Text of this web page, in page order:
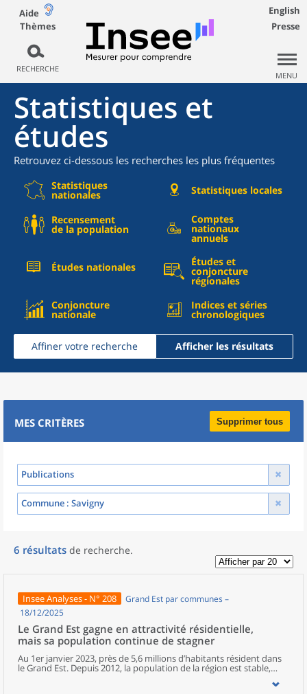
Aide
Thèmes
RECHERCHE
English
Presse
MENU
Statistiques et
études
Retrouvez ci-dessous les recherches les plus fréquentes
Statistiques
nationales Statistiques locales
Recensement
de la population
Comptes
nationaux
annuels
Études nationales Études et
conjoncture
régionales
Conjoncture
nationale
Indices et séries
chronologiques
Affiner votre recherche Afficher les résultats
MES CRITÈRES Supprimer tous
Publications
Commune : Savigny
6 résultats de recherche.
Insee Analyses - N° 208
Grand Est par communes –
18/12/2025
Le Grand Est gagne en attractivité résidentielle,
mais sa population continue de stagner
Au 1er janvier 2023, près de 5,6 millions d’habitants résident dans
le Grand Est. Depuis 2012, la population de la région est stable,
mais depuis 2017, le moteur migratoire a pris le relais du moteur
démographique. Le Bas-Rhin est le département le plus attractif de